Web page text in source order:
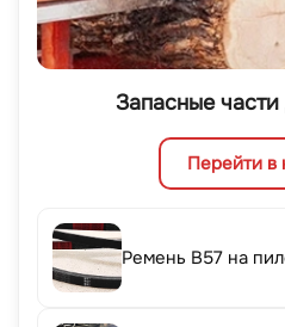
Запасные
Перейти в
Ремень B57 на